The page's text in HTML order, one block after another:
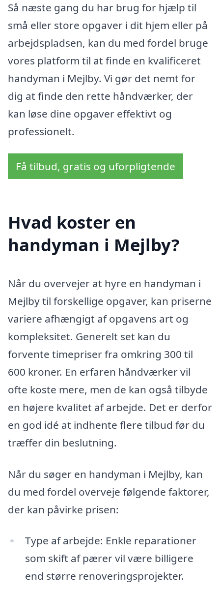
Så næste gang du har brug for hjælp til
små eller store opgaver i dit hjem eller på
arbejdspladsen, kan du med fordel bruge
vores platform til at finde en kvalificeret
handyman i Mejlby. Vi gør det nemt for
dig at finde den rette håndværker, der
kan løse dine opgaver effektivt og
professionelt.
Få tilbud, gratis og uforpligtende
Hvad koster en
handyman i Mejlby?
Når du overvejer at hyre en handyman i
Mejlby til forskellige opgaver, kan priserne
variere afhængigt af opgavens art og
kompleksitet. Generelt set kan du
forvente timepriser fra omkring 300 til
600 kroner. En erfaren håndværker vil
ofte koste mere, men de kan også tilbyde
en højere kvalitet af arbejde. Det er derfor
en god idé at indhente flere tilbud før du
træffer din beslutning.
Når du søger en handyman i Mejlby, kan
du med fordel overveje følgende faktorer,
der kan påvirke prisen:
Type af arbejde: Enkle reparationer
som skift af pærer vil være billigere
end større renoveringsprojekter.